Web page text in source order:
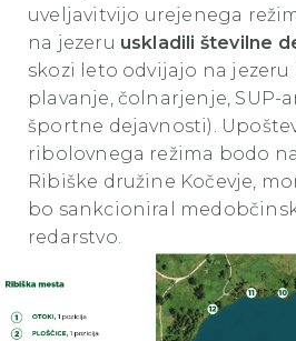
uveljavitvijo urejenega
na jezeru uskladili številne
skozi leto odvijajo na jezeru
plavanje, čolnarjenje, SUP-
športne dejavnosti).
ribolovnega režima bodo
Ribiške družine Kočevje,
bo sankcioniral
redarstvo.